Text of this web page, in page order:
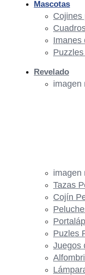
imagen
Tazas
Cojín
Puzles
Juegos
Mascotas
Cojines
Imanes
Revelado
imagen